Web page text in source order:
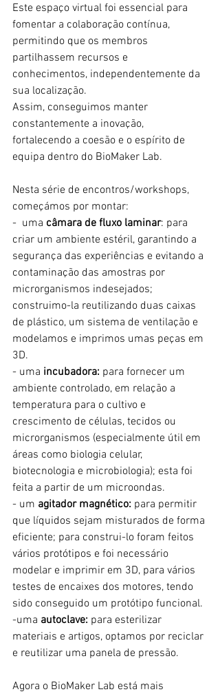
Este espaço virtual foi essencial para
fomentar a colaboração contínua,
permitindo que os membros
partilhassem recursos e
conhecimentos, independentemente da
sua localização.
Assim, conseguimos manter
constantemente a inovação,
fortalecendo a coesão e o espírito de
equipa dentro do BioMaker Lab.
Nesta série de encontros/workshops,
começámos por montar:
-  uma câmara de fluxo laminar: para
criar um ambiente estéril, garantindo a
segurança das experiências e evitando a
contaminação das amostras por
microrganismos indesejados;
construimo-la reutilizando duas caixas
de plástico, um sistema de ventilação e
modelamos e imprimos umas peças em
3D.
- uma incubadora: para fornecer um
ambiente controlado, em relação a
temperatura para o cultivo e
crescimento de células, tecidos ou
microrganismos (especialmente útil em
áreas como biologia celular,
biotecnologia e microbiologia); esta foi
feita a partir de um microondas.
- um agitador magnético: para permitir
que líquidos sejam misturados de forma
eficiente; para construi-lo foram feitos
vários protótipos e foi necessário
modelar e imprimir em 3D, para vários
testes de encaixes dos motores, tendo
sido conseguido um protótipo funcional.
-uma autoclave: para esterilizar
materiais e artigos, optamos por reciclar
e reutilizar uma panela de pressão.
Agora o BioMaker Lab está mais